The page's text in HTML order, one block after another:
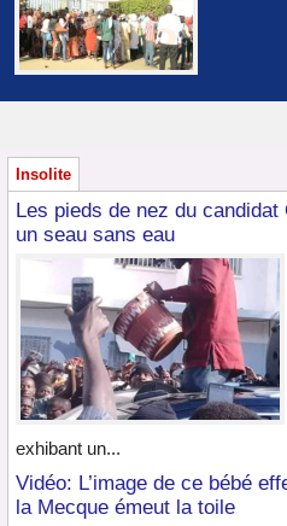
Insolite
Les pieds de nez du
un seau sans eau
exhibant un...
Vidéo: L’image de ce bébé
la Mecque émeut la toile